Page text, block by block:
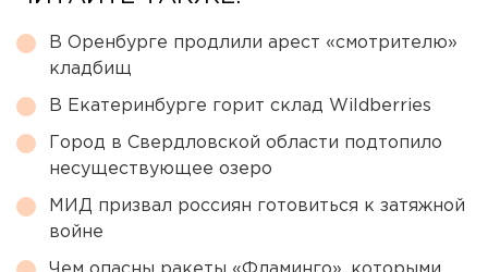
В Оренбурге продлили арест «смотрителю»
кладбищ
В Екатеринбурге горит склад Wildberries
Город в Свердловской области подтопило
несуществующее озеро
МИД призвал россиян готовиться к затяжной
войне